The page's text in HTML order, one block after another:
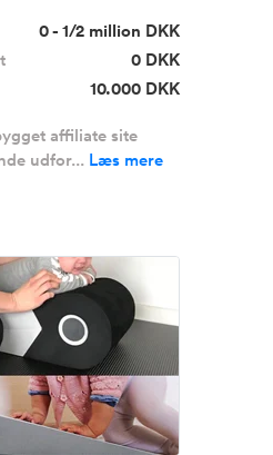
0 - 1/2 million DKK
0 DKK
10.000 DKK
affiliate site
udfor... Læs mere